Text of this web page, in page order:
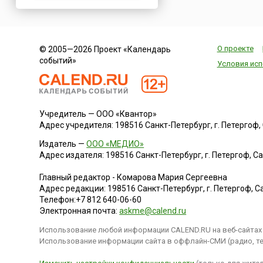
Новая Зеландия
Норвегия
ОАЭ
Оман
Палестина
Панама
Перу
Португалия
Румыния
Саудовская Аравия
© 2005—2026 Проект «Календарь
событий»
О проекте
Условия
Учредитель — ООО «Квантор»
Адрес учредителя: 198516 Санкт-Петербург, г.
Издатель —ООО «МЕДИО»
Адрес издателя: 198516 Санкт-Петербург, г. Петергоф,
Главный редактор - Комарова Мария Сергеевна
Адрес редакции: 198516 Санкт-Петербург, г. Петергоф,
Телефон:+7 812 640-06-60
Электронная почта:askme@calend.ru
Использование любой информации CALEND.RU на веб-
Использование информации сайта в оффлайн-СМИ (радио,